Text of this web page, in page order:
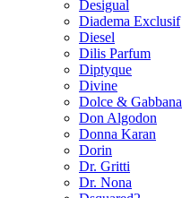
Desigual
Diadema Exclusif
Diesel
Dilis Parfum
Diptyque
Divine
Dolce & Gabbana
Don Algodon
Donna Karan
Dorin
Dr. Gritti
Dr. Nona